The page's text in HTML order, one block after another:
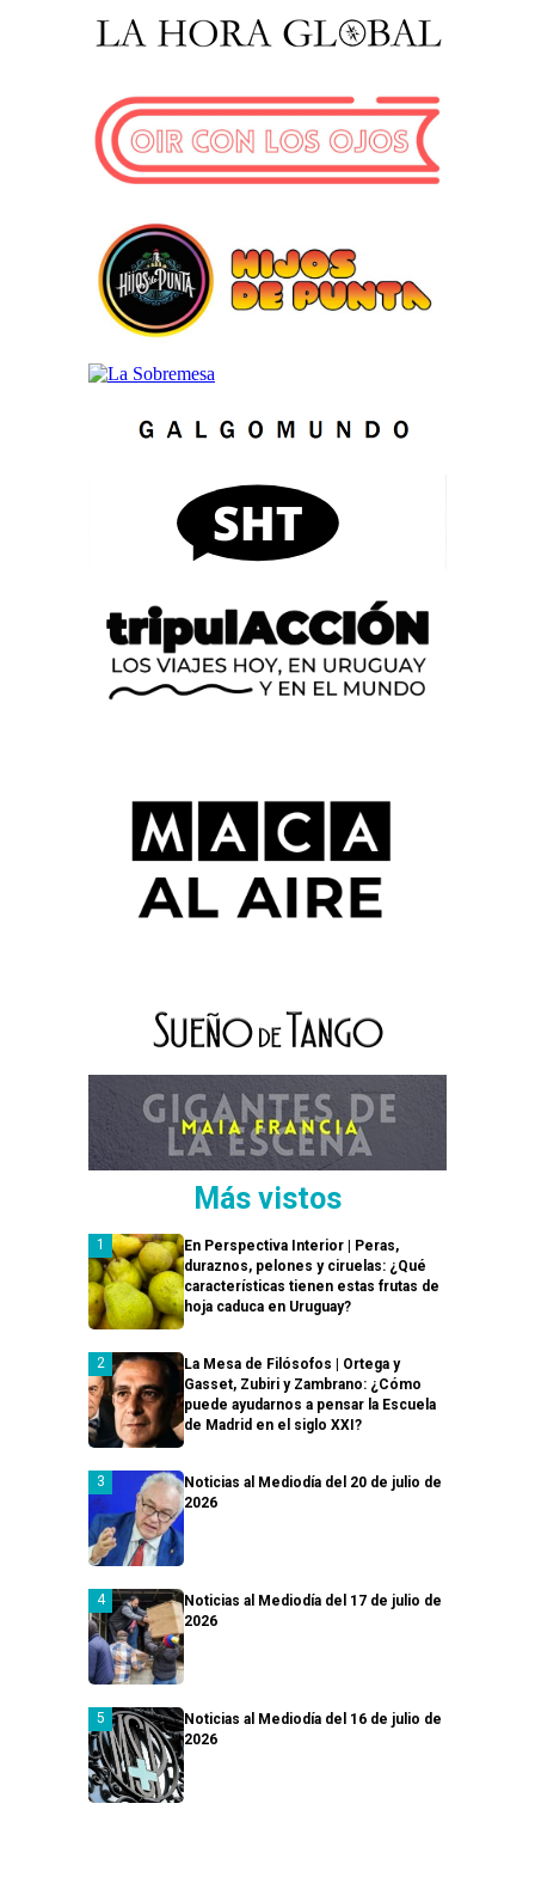
Más vistos
En Perspectiva Interior | Peras,
duraznos, pelones y ciruelas: ¿Qué
características tienen estas frutas de
hoja caduca en Uruguay?
La Mesa de Filósofos | Ortega y
Gasset, Zubiri y Zambrano: ¿Cómo
puede ayudarnos a pensar la Escuela
de Madrid en el siglo XXI?
Noticias al Mediodía del 20 de julio de
2026
Noticias al Mediodía del 17 de julio de
2026
Noticias al Mediodía del 16 de julio de
2026